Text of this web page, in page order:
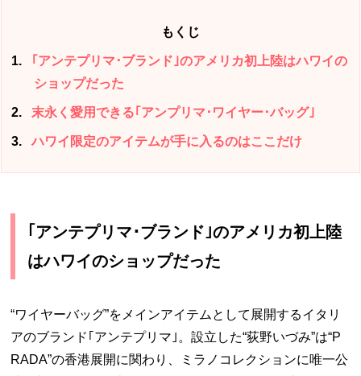
もくじ
1
｢アンテプリマ･ブランド｣のアメリカ初上陸はハワイの
ショップだった
2 末永く愛用できる｢アンプリマ･ワイヤー･バッグ｣
3 ハワイ限定のアイテムが手に入るのはここだけ
｢アンテプリマ･ブランド｣のアメリカ初上陸
はハワイのショップだった
“ワイヤーバッグ”をメインアイテムとして展開するイタリ
アのブランド｢アンテプリマ｣。設立した“荻野いづみ”は“P
RADA”の香港展開に関わり、ミラノコレクションに唯一公